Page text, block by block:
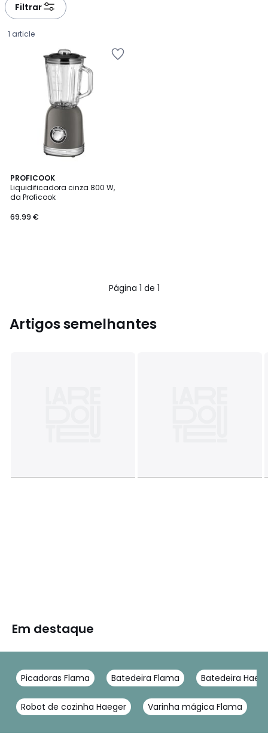
Filtrar
1 article
PROFICOOK
Liquidificadora cinza 800 W,
da Proficook
€.
69.99 €
Página 1 de 1
Artigos semelhantes
Em destaque
Picadoras Flama Batedeira Flama Batedeira
Robot de cozinha Haeger Varinha mágica Flama